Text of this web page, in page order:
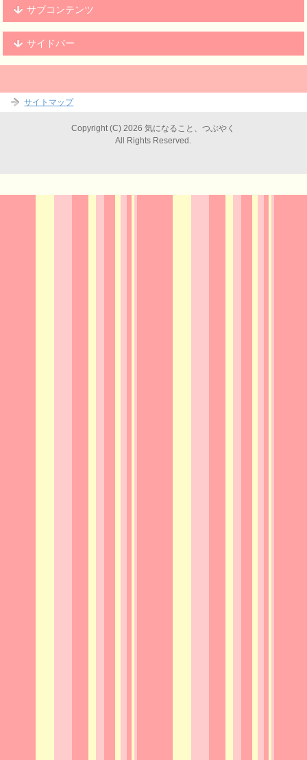
サブコンテンツ
サイドバー
サイトマップ
Copyright (C) 2026 気になること、つぶやく
All Rights Reserved.